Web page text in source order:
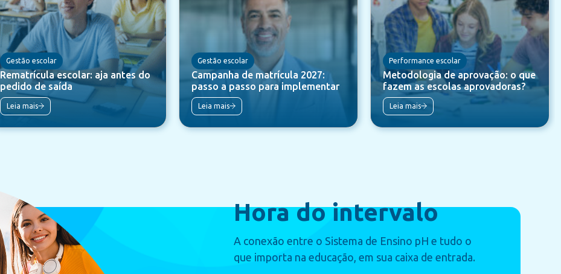
Gestão escolar
Rematrícula escolar: aja antes do
pedido de saída
Leia mais
Gestão escolar
Campanha de matrícula 2027:
passo a passo para implementar
Leia mais
Performance escolar
Metodologia de aprovação: o que
fazem as escolas aprovadoras?
Leia mais
Hora do intervalo
A conexão entre o Sistema de Ensino pH e tudo o
que importa na educação, em sua caixa de entrada.